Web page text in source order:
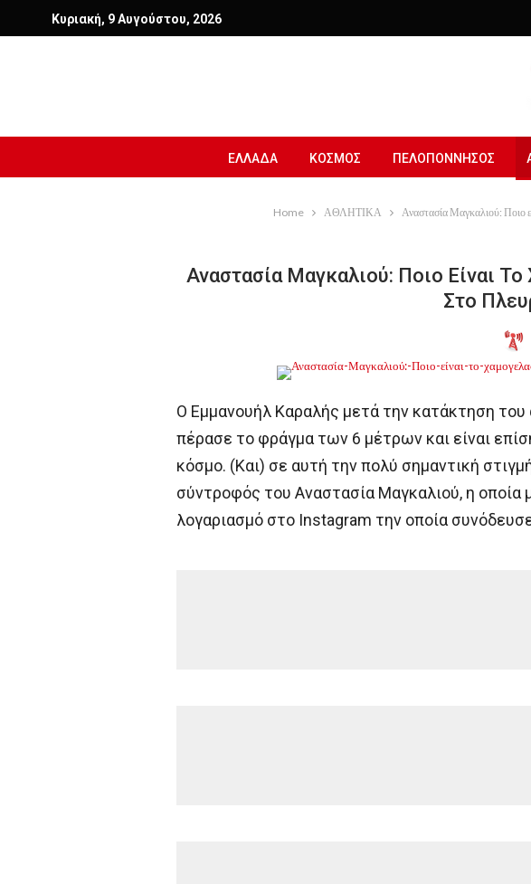
Κυριακή, 9 Αυγούστου, 2026
ΕΛΛΑΔΑ ΚΟΣΜΟΣ ΠΕΛΟΠΟΝΝΗΣΟΣ
Home ΑΘΛΗΤΙΚΑ Αναστασία Μαγκαλιού: Ποιο
Αναστασία Μαγκαλιού: Ποιο Είναι
Στο
Ο Εμμανουήλ Καραλής μετά την κατάκτηση
πέρασε το φράγμα των 6 μέτρων και είναι
κόσμο. (Και) σε αυτή την πολύ σημαντική
σύντροφός του Αναστασία Μαγκαλιού, η
λογαριασμό στο Instagram την οποία